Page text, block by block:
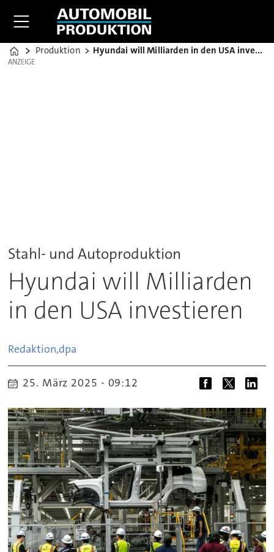
Home
Produktion Hyundai will Milliarden in den USA investieren
ANZEIGE
ANZEIGE
Stahl- und Autoproduktion
Hyundai will Milliarden
in den USA investieren
Redaktion,dpa
25. März 2025 - 09:12